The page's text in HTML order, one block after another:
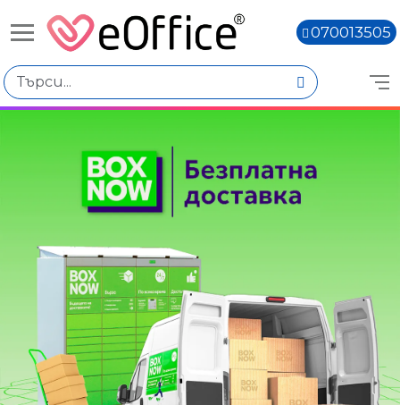
070013505
Избери по
Цена
€23.01 - €25.00
€29.04 - €31.03
€35.07 - €37.06
Наличен
Няма наличност